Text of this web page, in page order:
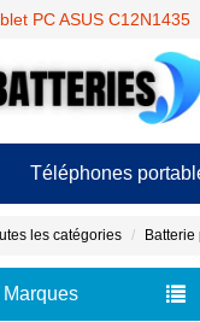
PC ASUS C12N1435
Téléphones
les catégories Batterie
Marques